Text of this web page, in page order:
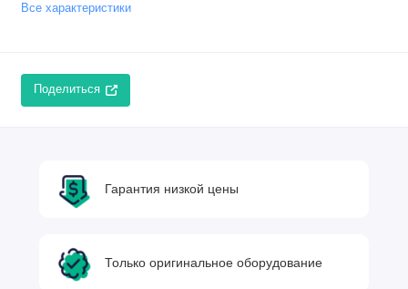
Все характеристики
Поделиться
Гарантия низкой цены
Только оригинальное оборудование